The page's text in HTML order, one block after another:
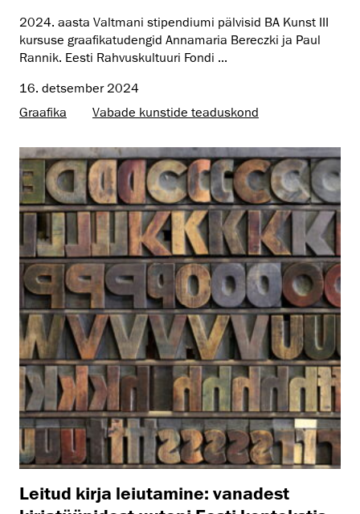
2024. aasta Valtmani stipendiumi pälvisid BA Kunst III
kursuse graafikatudengid Annamaria Bereczki ja Paul
Rannik. Eesti Rahvuskultuuri Fondi ...
16. detsember 2024
Graafika
Vabade kunstide teaduskond
Leitud kirja leiutamine: vanadest